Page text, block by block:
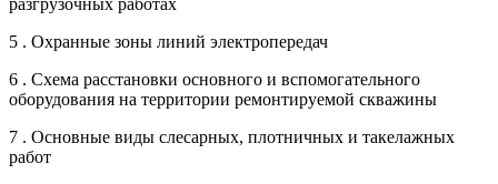
разгрузочных работах
5 . Охранные зоны линий электропередач
6 . Схема расстановки основного и вспомогательного
оборудования на территории ремонтируемой скважины
7 . Основные виды слесарных, плотничных и такелажных
работ